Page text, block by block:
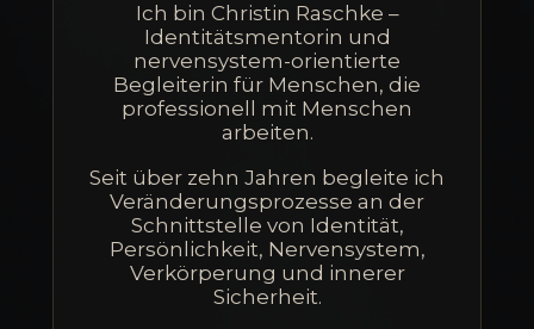
Ich bin Christin Raschke –
Identitätsmentorin und
nervensystem-orientierte
Begleiterin für Menschen, die
professionell mit Menschen
arbeiten.
Seit über zehn Jahren begleite ich
Veränderungsprozesse an der
Schnittstelle von Identität,
Persönlichkeit, Nervensystem,
Verkörperung und innerer
Sicherheit.